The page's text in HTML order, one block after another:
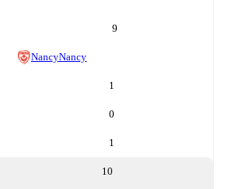
9
NancyNancy
1
0
1
10